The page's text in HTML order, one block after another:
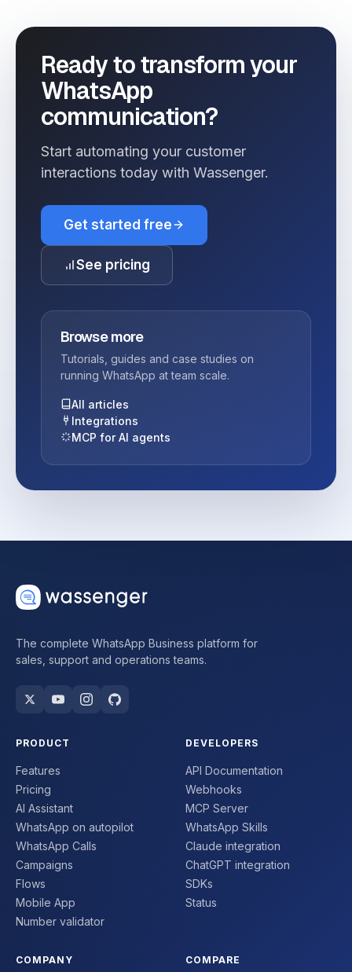
Ready to transform your
WhatsApp
communication?
Start automating your customer
interactions today with Wassenger.
Get started free
See pricing
Browse more
Tutorials, guides and case studies on
running WhatsApp at team scale.
All articles
Integrations
MCP for AI agents
The complete WhatsApp Business platform for
sales, support and operations teams.
PRODUCT
Features
Pricing
AI Assistant
WhatsApp on autopilot
WhatsApp Calls
Campaigns
Flows
Mobile App
Number validator
DEVELOPERS
API Documentation
Webhooks
MCP Server
WhatsApp Skills
Claude integration
ChatGPT integration
SDKs
Status
COMPANY COMPARE